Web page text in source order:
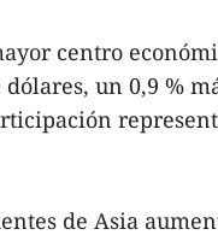
centro
un 0,9 %
de Asia